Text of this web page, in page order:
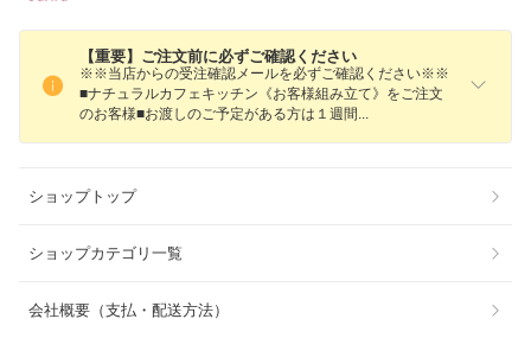
【重要】ご注文前に必ずご確認ください
※※当店からの受注確認メールを必ずご確認ください※※
■ナチュラルカフェキッチン《お客様組み立て》をご注文
のお客様■お渡しのご予定がある方は１週間
ショップトップ
ショップカテゴリ一覧
会社概要（支払・配送方法）